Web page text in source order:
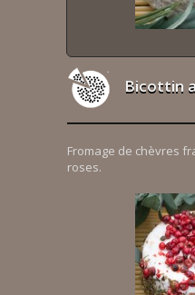
Bicottin
Fromage de chèvres
roses.